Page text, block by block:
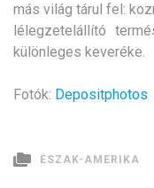
más világ tárul fel:
lélegzetelállító
különleges keveréke.
Fotók: Depositphotos
ÉSZAK-AMERIKA